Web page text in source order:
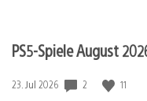
PS5-Spiele August
Veröffentlichungsdatum:
23. Jul 2026 2 11